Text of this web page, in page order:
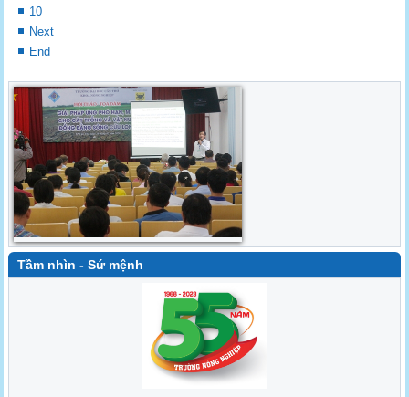
10
Next
End
Tầm nhìn - Sứ mệnh